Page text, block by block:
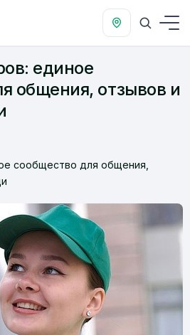
единое
общения, отзывов и
сообщество для общения,